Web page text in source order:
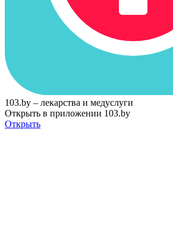
103.by – лекарства и медуслуги
Открыть в приложении 103.by
Открыть